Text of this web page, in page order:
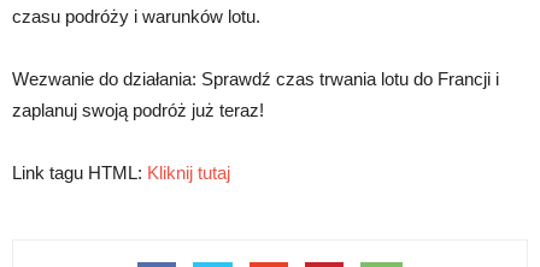
czasu podróży i warunków lotu.
Wezwanie do działania: Sprawdź czas trwania lotu do Francji i
zaplanuj swoją podróż już teraz!
Link tagu HTML: Kliknij tutaj